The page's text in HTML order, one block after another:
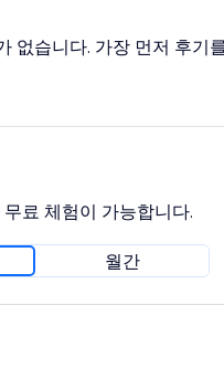
없습니다. 가장 먼저 후기
료 체험이 가능합니다.
월간